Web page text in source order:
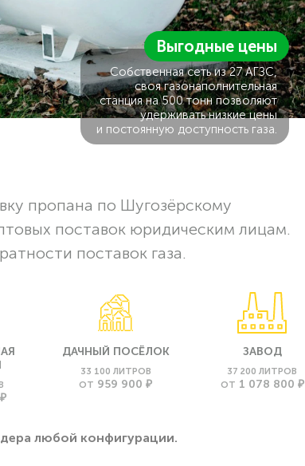
Выгодные цены
Собственная сеть из 27 АГЗС,
своя газонаполнительная
станция на 500 тонн позволяют
удерживать низкие цены
и постоянную доступность газа.
пропана по Шугозёрскому
поставок юридическим лицам.
поставок газа.
ДАЧНЫЙ ПОСЁЛОК
33 100 ЛИТРОВ
ОТ 959 900 ₽
ЗАВОД
37 200 ЛИТРОВ
ОТ 1 078 800 ₽
любой конфигурации.